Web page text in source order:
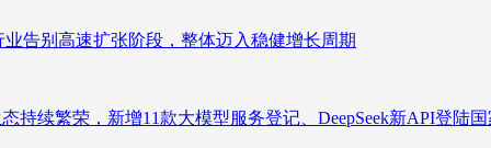
告别高速扩张阶段，整体迈入稳健增长周期
续繁荣，新增11款大模型服务登记、DeepSeek新API登陆